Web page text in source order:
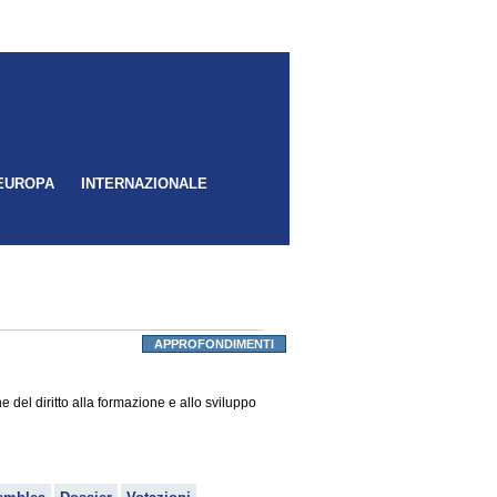
INTERNAZIONALE
APPROFONDIMENTI
del diritto alla formazione e allo sviluppo